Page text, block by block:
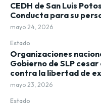
CEDH de San Luis
Conducta para su
mayo 24, 2026
Estado
Organizaciones
Gobierno de SLP
contra la libertad de
mayo 23, 2026
Estado